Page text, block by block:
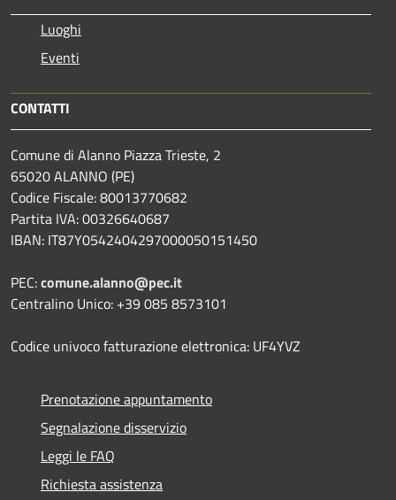
Luoghi
Eventi
CONTATTI
Comune di Alanno Piazza Trieste, 2
65020 ALANNO (PE)
Codice Fiscale: 80013770682
Partita IVA: 00326640687
IBAN: IT87Y0542404297000050151450
PEC:comune.alanno@pec.it
Centralino Unico: +39 085 8573101
Codice univoco fatturazione elettronica: UF4YVZ
Prenotazione appuntamento
Segnalazione disservizio
Leggi le FAQ
Richiesta assistenza